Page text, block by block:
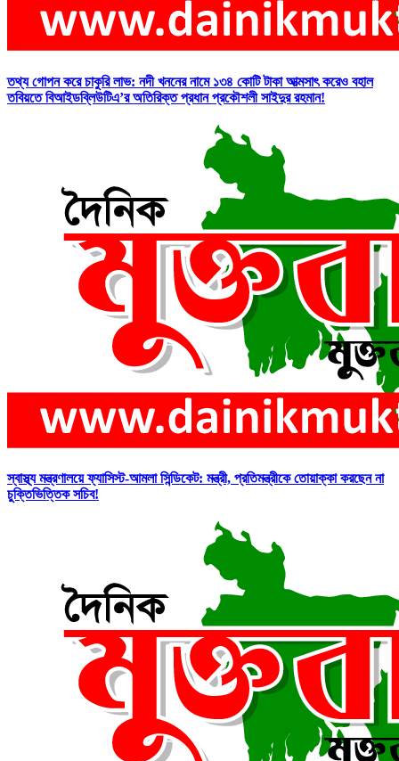
তথ্য গোপন করে চাকুরি লাভ: নদী খননের নামে ১৩৪ কোটি টাকা আত্মসাৎ করেও বহাল
তবিয়তে বিআইডব্লিউটিএ’র অতিরিক্ত প্রধান প্রকৌশলী সাইদুর রহমান!
স্বাস্থ্য মন্ত্রণালয়ে ফ্যাসিস্ট-আমলা সিন্ডিকেট: মন্ত্রী, প্রতিমন্ত্রীকে তোয়াক্কা করছেন না
চুক্তিভিত্তিক সচিব!